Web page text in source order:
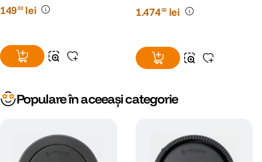
14900 lei 1.47400 lei
Populare în aceeași categorie